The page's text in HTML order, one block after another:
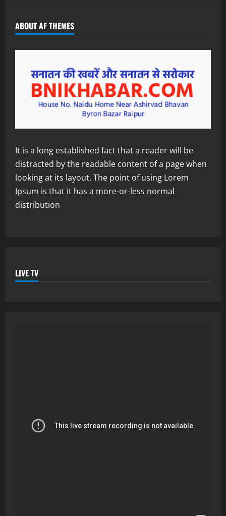
ABOUT AF THEMES
It is a long established fact that a reader will be
distracted by the readable content of a page when
looking at its layout. The point of using Lorem
Ipsum is that it has a more-or-less normal
distribution
LIVE TV